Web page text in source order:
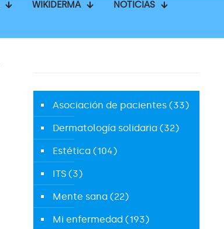
WIKIDERMA NOTICIAS
Asociación de pacientes (33)
Dermatología solidaria (32)
Estética (104)
ITS (3)
Mente sana (22)
Mi enfermedad (193)